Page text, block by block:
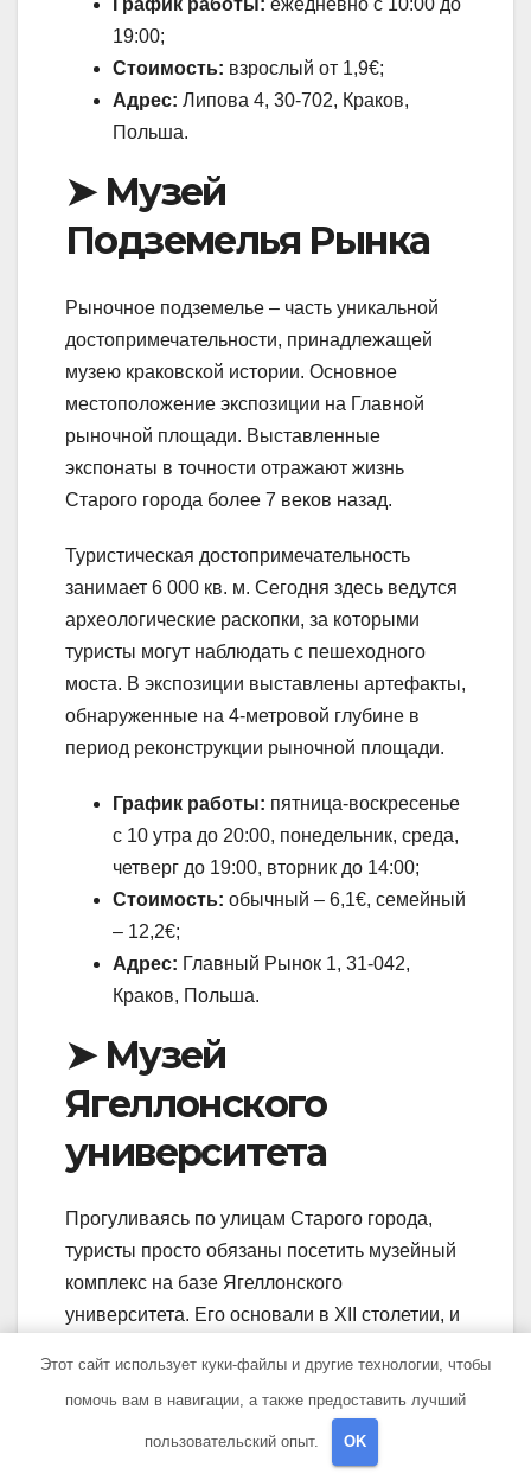
График работы: ежедневно с 10:00 до
19:00;
Стоимость: взрослый от 1,9€;
Адрес: Липова 4, 30-702, Краков,
Польша.
➤ Музей
Подземелья Рынка
Рыночное подземелье – часть уникальной
достопримечательности, принадлежащей
музею краковской истории. Основное
местоположение экспозиции на Главной
рыночной площади. Выставленные
экспонаты в точности отражают жизнь
Старого города более 7 веков назад.
Туристическая достопримечательность
занимает 6 000 кв. м. Сегодня здесь ведутся
археологические раскопки, за которыми
туристы могут наблюдать с пешеходного
моста. В экспозиции выставлены артефакты,
обнаруженные на 4-метровой глубине в
период реконструкции рыночной площади.
График работы: пятница-воскресенье
с 10 утра до 20:00, понедельник, среда,
четверг до 19:00, вторник до 14:00;
Стоимость: обычный – 6,1€, семейный
– 12,2€;
Адрес: Главный Рынок 1, 31-042,
Краков, Польша.
➤ Музей
Ягеллонского
университета
Прогуливаясь по улицам Старого города,
туристы просто обязаны посетить музейный
комплекс на базе Ягеллонского
университета. Его основали в XII столетии, и
реконструкций в готической стилизации. В
XIV веке одним из учеников учебного
заведения стал знаменитый Коперник.
Этот сайт использует куки-файлы и другие технологии, чтобы
помочь вам в навигации, а также предоставить лучший
пользовательский опыт. OK